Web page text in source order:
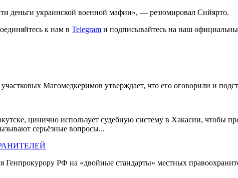
деньги украинской военной мафии», — резюмировал Сийярто.
к нам в Telegram и подписывайтесь на наш
Магомедкеримов утверждает, что его оговорили и
цинично использует судебную систему в Хакасии, чтобы
серьёзные вопросы...
РФ на «двойные стандарты» местных